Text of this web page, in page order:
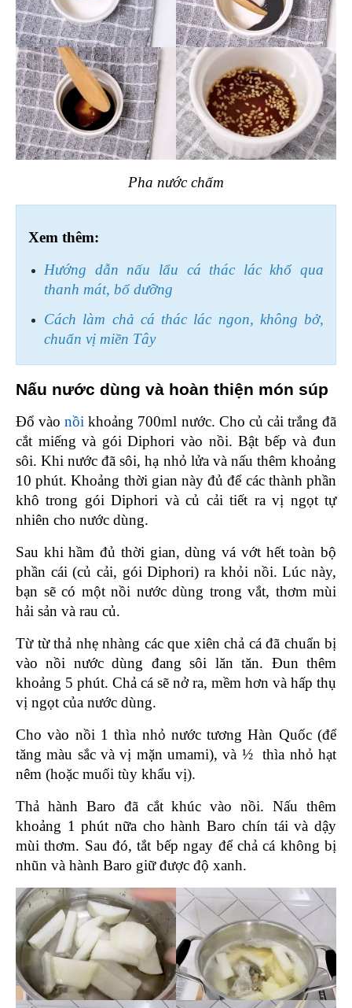
Pha nước chấm
Xem thêm:
Hướng dẫn nấu lẩu cá thác lác khổ qua
thanh mát, bổ dưỡng
Cách làm chả cá thác lác ngon, không bở,
chuẩn vị miền Tây
Nấu nước dùng và hoàn thiện món súp
Đổ vào nồi khoảng 700ml nước. Cho củ cải trắng đã
cắt miếng và gói Diphori vào nồi. Bật bếp và đun
sôi. Khi nước đã sôi, hạ nhỏ lửa và nấu thêm khoảng
10 phút. Khoảng thời gian này đủ để các thành phần
khô trong gói Diphori và củ cải tiết ra vị ngọt tự
nhiên cho nước dùng.
Sau khi hầm đủ thời gian, dùng vá vớt hết toàn bộ
phần cái (củ cải, gói Diphori) ra khỏi nồi. Lúc này,
bạn sẽ có một nồi nước dùng trong vắt, thơm mùi
hải sản và rau củ.
Từ từ thả nhẹ nhàng các que xiên chả cá đã chuẩn bị
vào nồi nước dùng đang sôi lăn tăn. Đun thêm
khoảng 5 phút. Chả cá sẽ nở ra, mềm hơn và hấp thụ
vị ngọt của nước dùng.
Cho vào nồi 1 thìa nhỏ nước tương Hàn Quốc (để
tăng màu sắc và vị mặn umami), và ½  thìa nhỏ hạt
nêm (hoặc muối tùy khẩu vị).
Thả hành Baro đã cắt khúc vào nồi. Nấu thêm
khoảng 1 phút nữa cho hành Baro chín tái và dậy
mùi thơm. Sau đó, tắt bếp ngay để chả cá không bị
nhũn và hành Baro giữ được độ xanh.